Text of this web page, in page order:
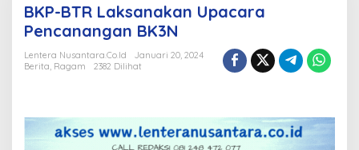
Laksanakan
Upacara
Pencanangan
BK3N
BKP-BTR Laksanakan Upacara
Pencanangan BK3N
Lentera Nusantara.Co.Id
Januari 20, 2024
Berita Ragam 2382 Dilihat